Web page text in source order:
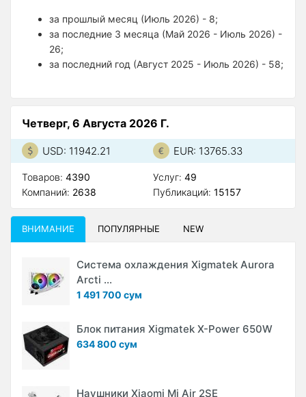
за прошлый месяц (Июль 2026) - 8;
за последние 3 месяца (Май 2026 - Июль 2026) -
26;
за последний год (Август 2025 - Июль 2026) - 58;
Четверг, 6 Августа 2026 Г.
USD: 11942.21 EUR: 13765.33
Товаров: 4390
Компаний: 2638
Услуг: 49
Публикаций: 15157
ВНИМАНИЕ ПОПУЛЯРНЫЕ NEW
Система охлаждения Xigmatek Aurora
Arcti ...
1 491 700 сум
Блок питания Xigmatek X-Power 650W
634 800 сум
Наушники Xiaomi Mi Air 2SE